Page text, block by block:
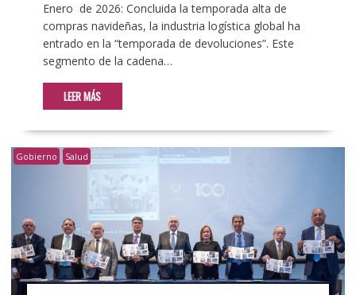
Enero de 2026: Concluida la temporada alta de
compras navideñas, la industria logística global ha
entrado en la “temporada de devoluciones”. Este
segmento de la cadena…
LEER MÁS
Gobierno Salud